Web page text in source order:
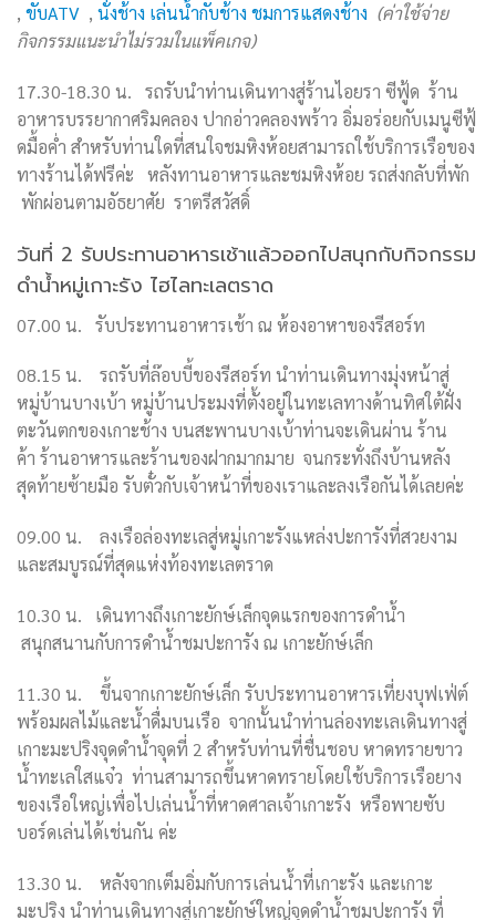
, ขับATV , นั่งช้าง เล่นน้ำกับช้าง ชมการแสดงช้าง (ค่าใช้จ่าย
กิจกรรมแนะนำไม่รวมในแพ็คเกจ)
17.30-18.30 น. รถรับนำท่านเดินทางสู่ร้านไอยรา ซีฟู้ด ร้าน
อาหารบรรยากาศริมคลอง ปากอ่าวคลองพร้าว อิ่มอร่อยกับเมนูซีฟู้
ดมื้อค่ำ สำหรับท่านใดที่สนใจชมหิงห้อยสามารถใช้บริการเรือของ
ทางร้านได้ฟรีค่ะ หลังทานอาหารและชมหิงห้อย รถส่งกลับที่พัก
พักผ่อนตามอัธยาศัย ราตรีสวัสดิ์
วันที่ 2 รับประทานอาหารเช้าแล้วออกไปสนุกกับกิจกรรม
ดำน้ำหมู่เกาะรัง ไฮไลทะเลตราด
07.00 น. รับประทานอาหารเช้า ณ ห้องอาหาของรีสอร์ท
08.15 น.
รถรับที่ล๊อบบี้ของรีสอร์ท นำท่านเดินทางมุ่งหน้าสู่
หมู่บ้านบางเบ้า หมู่บ้านประมงที่ตั้งอยู่ในทะเลทางด้านทิศใต้ฝั่ง
ตะวันตกของเกาะช้าง บนสะพานบางเบ้าท่านจะเดินผ่าน ร้าน
ค้า ร้านอาหารและร้านของฝากมากมาย จนกระทั่งถึงบ้านหลัง
สุดท้ายซ้ายมือ รับตั๋วกับเจ้าหน้าที่ของเราและลงเรือกันได้เลยค่ะ
09.00 น.
ลงเรือล่องทะเลสู่หมู่เกาะรังแหล่งปะการังที่สวยงาม
และสมบูรณ์ที่สุดแห่งท้องทะเลตราด
10.30 น.
เดินทางถึงเกาะยักษ์เล็กจุดแรกของการดำน้ำ
สนุกสนานกับการดำน้ำชมปะการัง ณ เกาะยักษ์เล็ก
11.30 น.
ขึ้นจากเกาะยักษ์เล็ก รับประทานอาหารเที่ยงบุฟเฟ่ต์
พร้อมผลไม้และน้ำดื่มบนเรือ จากนั้นนำท่านล่องทะเลเดินทางสู่
เกาะมะปริงจุดดำน้ำจุดที่ 2 สำหรับท่านที่ชื่นชอบ หาดทรายขาว
น้ำทะเลใสแจ๋ว ท่านสามารถขึ้นหาดทรายโดยใช้บริการเรือยาง
ของเรือใหญ่เพื่อไปเล่นน้ำที่หาดศาลเจ้าเกาะรัง หรือพายซับ
บอร์ดเล่นได้เช่นกัน ค่ะ
13.30 น.
หลังจากเต็มอิ่มกับการเล่นน้ำที่เกาะรัง และเกาะ
มะปริง นำท่านเดินทางสู่เกาะยักษ์ใหญ่จุดดำน้ำชมปะการัง ที่